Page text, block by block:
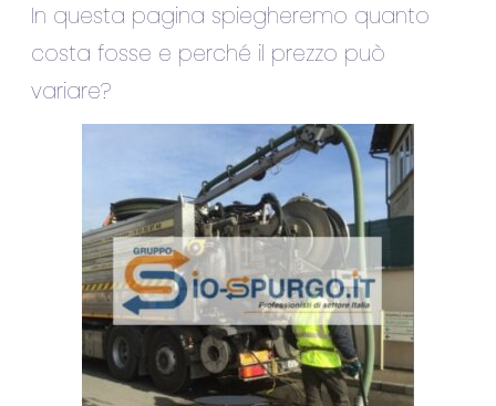
In questa pagina spiegheremo quanto
costa fosse e perché il prezzo può
variare?